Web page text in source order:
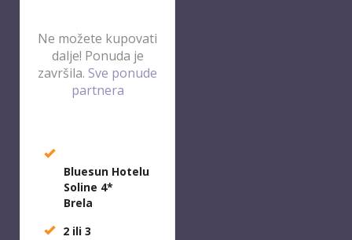
Ne možete kupovati
dalje! Ponuda je
završila. Sve ponude
partnera
Bluesun Hotelu
Soline 4*
Brela
2 ili 3